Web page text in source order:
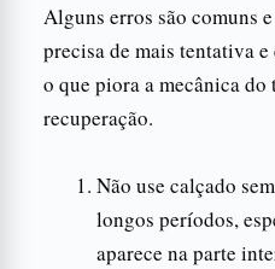
Alguns erros são comuns
precisa de mais tentativa
o que piora a mecânica do
recuperação.
Não use calçado
longos períodos,
aparece na parte